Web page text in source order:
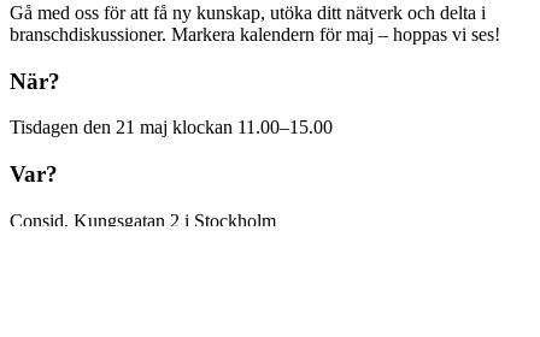
Gå med oss för att få ny kunskap, utöka ditt nätverk och delta i
branschdiskussioner. Markera kalendern för maj – hoppas vi ses!
När?
Tisdagen den 21 maj klockan 11.00–15.00
Var?
Consid, Kungsgatan 2 i Stockholm